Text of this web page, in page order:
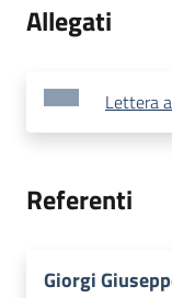
Allegati
Lettera
Referenti
Giorgi